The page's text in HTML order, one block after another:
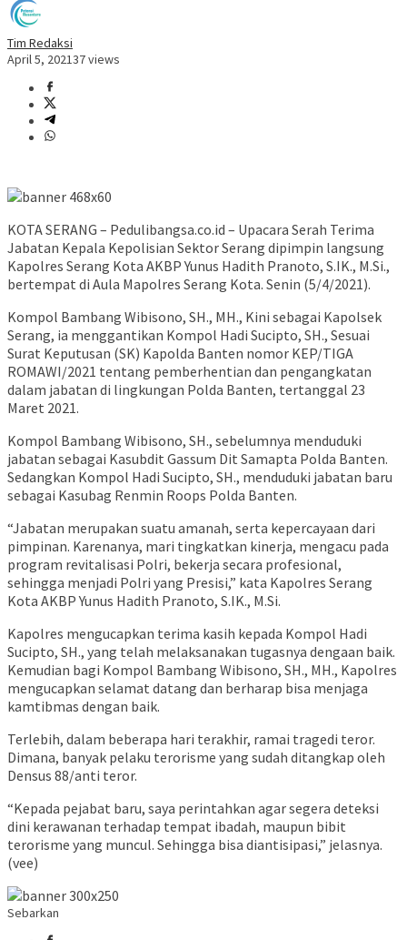
Tim Redaksi
April 5, 202137 views
KOTA SERANG – Pedulibangsa.co.id – Upacara Serah Terima
Jabatan Kepala Kepolisian Sektor Serang dipimpin langsung
Kapolres Serang Kota AKBP Yunus Hadith Pranoto, S.IK., M.Si.,
bertempat di Aula Mapolres Serang Kota. Senin (5/4/2021).
Kompol Bambang Wibisono, SH., MH., Kini sebagai Kapolsek
Serang, ia menggantikan Kompol Hadi Sucipto, SH., Sesuai
Surat Keputusan (SK) Kapolda Banten nomor KEP/TIGA
ROMAWI/2021 tentang pemberhentian dan pengangkatan
dalam jabatan di lingkungan Polda Banten, tertanggal 23
Maret 2021.
Kompol Bambang Wibisono, SH., sebelumnya menduduki
jabatan sebagai Kasubdit Gassum Dit Samapta Polda Banten.
Sedangkan Kompol Hadi Sucipto, SH., menduduki jabatan baru
sebagai Kasubag Renmin Roops Polda Banten.
“Jabatan merupakan suatu amanah, serta kepercayaan dari
pimpinan. Karenanya, mari tingkatkan kinerja, mengacu pada
program revitalisasi Polri, bekerja secara profesional,
sehingga menjadi Polri yang Presisi,” kata Kapolres Serang
Kota AKBP Yunus Hadith Pranoto, S.IK., M.Si.
Kapolres mengucapkan terima kasih kepada Kompol Hadi
Sucipto, SH., yang telah melaksanakan tugasnya dengaan baik.
Kemudian bagi Kompol Bambang Wibisono, SH., MH., Kapolres
mengucapkan selamat datang dan berharap bisa menjaga
kamtibmas dengan baik.
Terlebih, dalam beberapa hari terakhir, ramai tragedi teror.
Dimana, banyak pelaku terorisme yang sudah ditangkap oleh
Densus 88/anti teror.
“Kepada pejabat baru, saya perintahkan agar segera deteksi
dini kerawanan terhadap tempat ibadah, maupun bibit
terorisme yang muncul. Sehingga bisa diantisipasi,” jelasnya.
(vee)
Sebarkan